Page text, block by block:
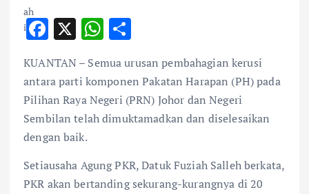
F
e
b
o
o
k
X W
at
s
A
p
ar
e
KUANTAN – Semua urusan pembahagian kerusi
antara parti komponen Pakatan Harapan (PH) pada
Pilihan Raya Negeri (PRN) Johor dan Negeri
Sembilan telah dimuktamadkan dan diselesaikan
dengan baik.
Setiausaha Agung PKR, Datuk Fuziah Salleh berkata,
PKR akan bertanding sekurang-kurangnya di 20